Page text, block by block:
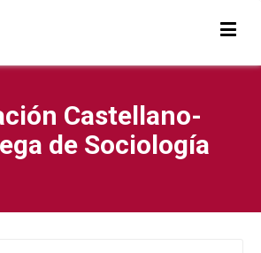
Castellano-
de Sociología